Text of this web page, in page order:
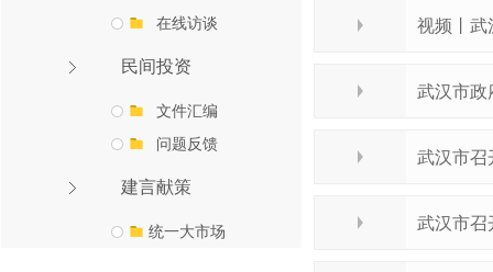
在线访谈
民间投资
文件汇编
问题反馈
建言献策
统一大市场
视频丨武
武汉市政
武汉市召
武汉市召